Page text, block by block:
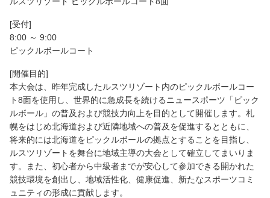
[受付]
8:00 ～ 9:00
ピックルボールコート
[開催目的]
本大会は、昨年完成したルスツリゾート内のピックルボールコー
ト8面を使用し、世界的に急成長を続けるニュースポーツ「ピック
ルボール」の普及および競技力向上を目的として開催します。札
幌をはじめ北海道および近隣地域への普及を促進するとともに、
将来的には北海道をピックルボールの拠点とすることを目指し、
ルスツリゾートを舞台に地域主導の大会として確立してまいりま
す。また、初心者から中級者までが安心して参加できる開かれた
競技環境を創出し、地域活性化、健康促進、新たなスポーツコミ
ュニティの形成に貢献します。